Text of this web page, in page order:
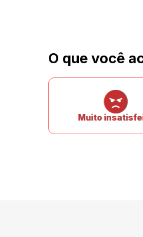
O que você
Muito